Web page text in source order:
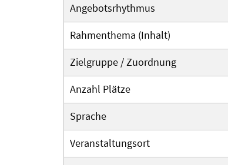
Angebotsrhythmus
Rahmenthema (Inhalt)
Zielgruppe / Zuordnung
Anzahl Plätze
Sprache
Veranstaltungsort